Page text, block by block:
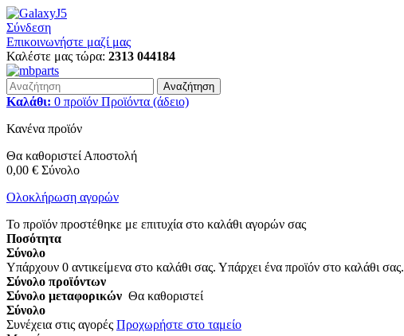
Σύνδεση
Επικοινωνήστε μαζί μας
Καλέστε μας τώρα: 2313 044184
Αναζήτηση
Καλάθι: 0 προϊόν Προϊόντα (άδειο)
Κανένα προϊόν
Θα καθοριστεί Αποστολή
0,00 € Σύνολο
Ολοκλήρωση αγορών
Το προϊόν προστέθηκε με επιτυχία στο καλάθι αγορών σας
Ποσότητα
Σύνολο
Υπάρχουν 0 αντικείμενα στο καλάθι σας. Υπάρχει ένα προϊόν στο καλάθι σας.
Σύνολο προϊόντων
Σύνολο μεταφορικών Θα καθοριστεί
Σύνολο
Συνέχεια στις αγορές Προχωρήστε στο ταμείο